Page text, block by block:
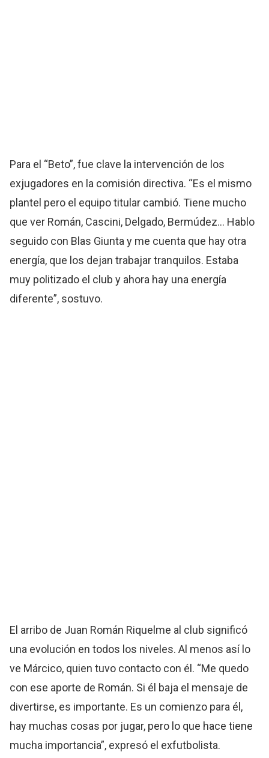
Para el “Beto”, fue clave la intervención de los
exjugadores en la comisión directiva. “Es el mismo
plantel pero el equipo titular cambió. Tiene mucho
que ver Román, Cascini, Delgado, Bermúdez… Hablo
seguido con Blas Giunta y me cuenta que hay otra
energía, que los dejan trabajar tranquilos. Estaba
muy politizado el club y ahora hay una energía
diferente”, sostuvo.
El arribo de Juan Román Riquelme al club significó
una evolución en todos los niveles. Al menos así lo
ve Márcico, quien tuvo contacto con él. “Me quedo
con ese aporte de Román. Si él baja el mensaje de
divertirse, es importante. Es un comienzo para él,
hay muchas cosas por jugar, pero lo que hace tiene
mucha importancia”, expresó el exfutbolista.